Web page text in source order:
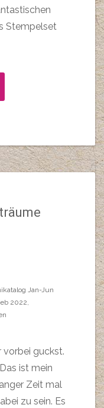
Stempelset
Jan-Jun
2022
vorbei guckst.
ist mein
Zeit mal
zu sein. Es